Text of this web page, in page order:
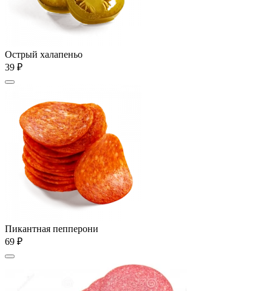
Острый халапеньо
39 ₽
Пикантная пепперони
69 ₽